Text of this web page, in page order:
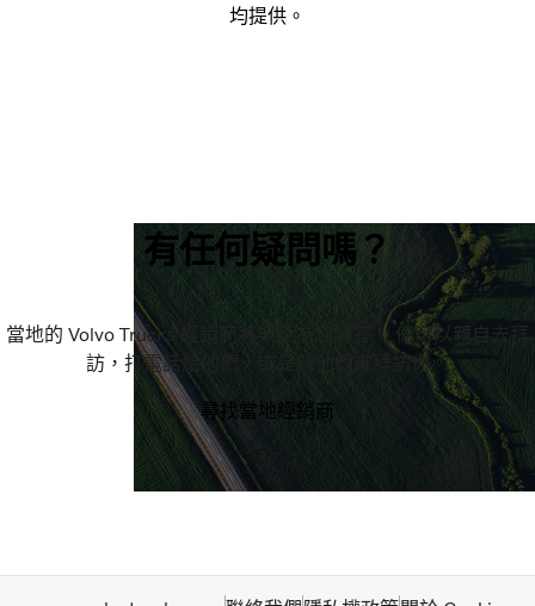
均提供。
有任何疑問嗎？
當地的 Volvo Trucks 經銷商將樂意為您解答。 你可以親自去拜
訪，打電話給他們，或是請他們來拜訪你。
尋找當地經銷商